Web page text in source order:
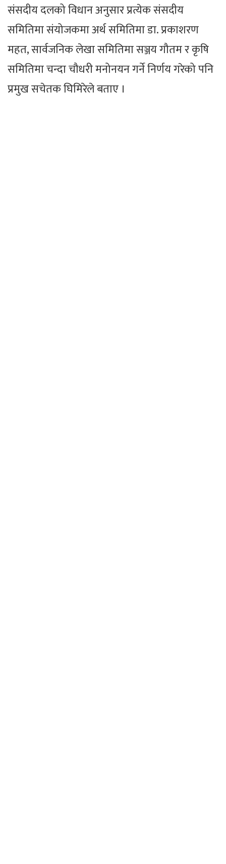
संसदीय दलको विधान अनुसार प्रत्येक संसदीय
समितिमा संयोजकमा अर्थ समितिमा डा. प्रकाशरण
महत, सार्वजनिक लेखा समितिमा सञ्जय गौतम र कृषि
समितिमा चन्दा चौधरी मनोनयन गर्ने निर्णय गरेको पनि
प्रमुख सचेतक घिमिरेले बताए ।